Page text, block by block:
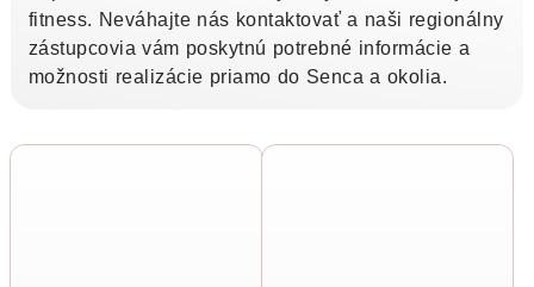
fitness. Neváhajte nás kontaktovať a naši regionálny
zástupcovia vám poskytnú potrebné informácie a
možnosti realizácie priamo do Senca a okolia.